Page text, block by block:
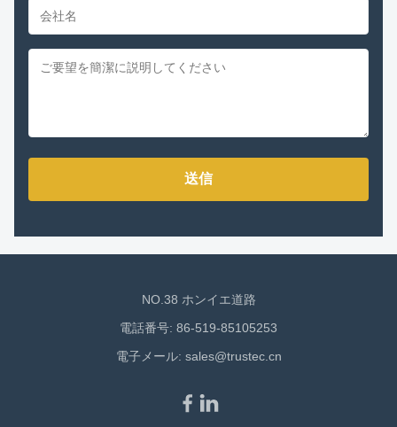
送信
NO.38 ホンイエ道路
電話番号: 86-519-85105253
電子メール: sales@trustec.cn